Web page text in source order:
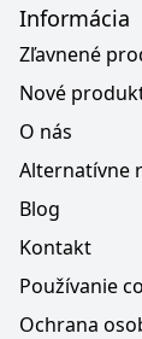
Informácia
Zľavnené
Nové
O nás
Alternatívne
Blog
Kontakt
Používanie
Ochrana